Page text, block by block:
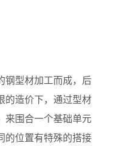
钢型材加工而成，后
的造价下，通过型材
来围合一个基础单元
的位置有特殊的搭接